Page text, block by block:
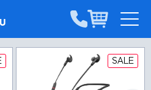
SALE